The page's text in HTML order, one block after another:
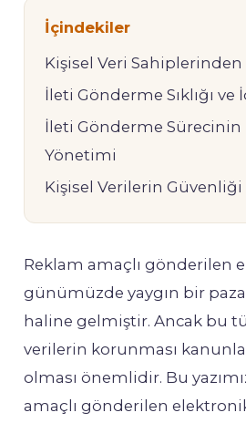
İçindekiler
Kişisel Veri Sahiplerinden
İleti Gönderme Sıklığı ve
İleti Gönderme Sürecinin
Yönetimi
Kişisel Verilerin Güvenliği
Reklam amaçlı gönderilen
günümüzde yaygın bir
haline gelmiştir. Ancak bu
verilerin korunması
olması önemlidir. Bu
amaçlı gönderilen